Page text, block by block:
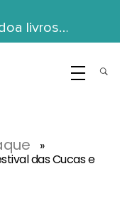
livros…
»
das Cucas e